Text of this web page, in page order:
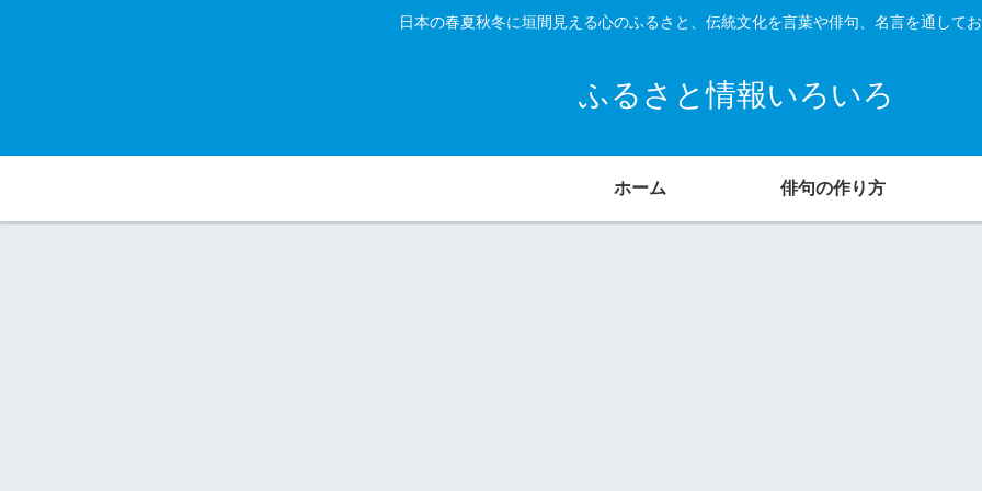
日本の春夏秋冬に垣間見える心のふるさと、伝統文化を言葉や俳句、名言を通してお
ふるさと情報いろいろ
ホーム 俳句の作り方